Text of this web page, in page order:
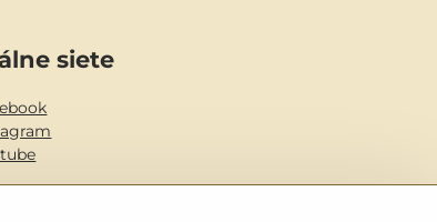
siete